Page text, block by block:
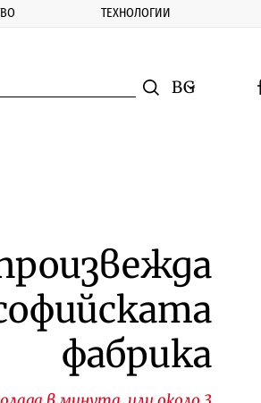
ТЕХНОЛОГИИ
Смяна на
фабрика